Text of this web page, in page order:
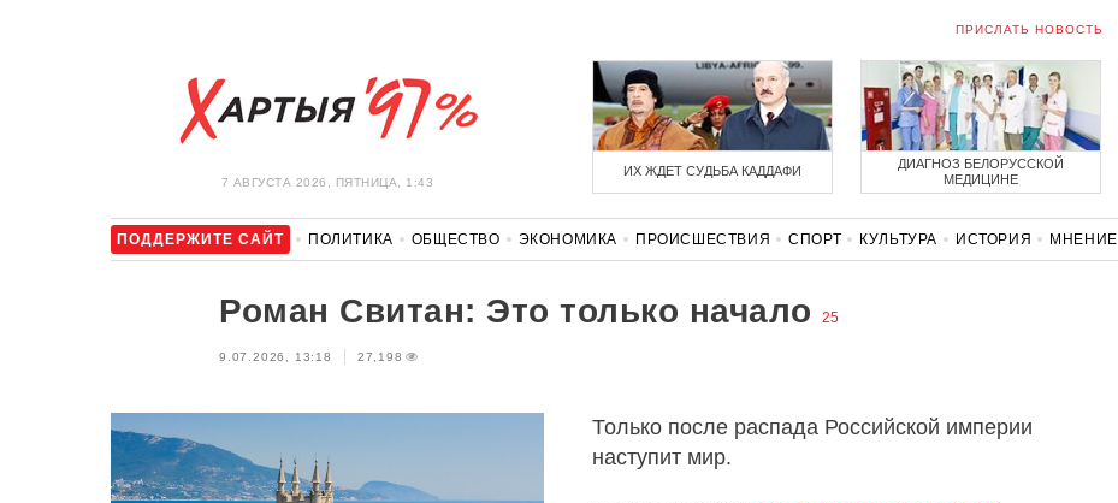
7 АВГУСТА 2026, ПЯТНИЦА, 1:43
ПРИСЛАТЬ НОВОСТЬ
ИХ ЖДЕТ СУДЬБА КАДДАФИ
ДИАГНОЗ БЕЛОРУССКОЙ
МЕДИЦИНЕ
ПОДДЕРЖИТЕ САЙТ ПОЛИТИКА ОБЩЕСТВО ЭКОНОМИКА ПРОИСШЕСТВИЯ СПОРТ КУЛЬТУРА ИСТОРИЯ МНЕНИЕ
Роман Свитан: Это только начало 25
9.07.2026, 13:18 27,198
Только после распада Российской империи
наступит мир.